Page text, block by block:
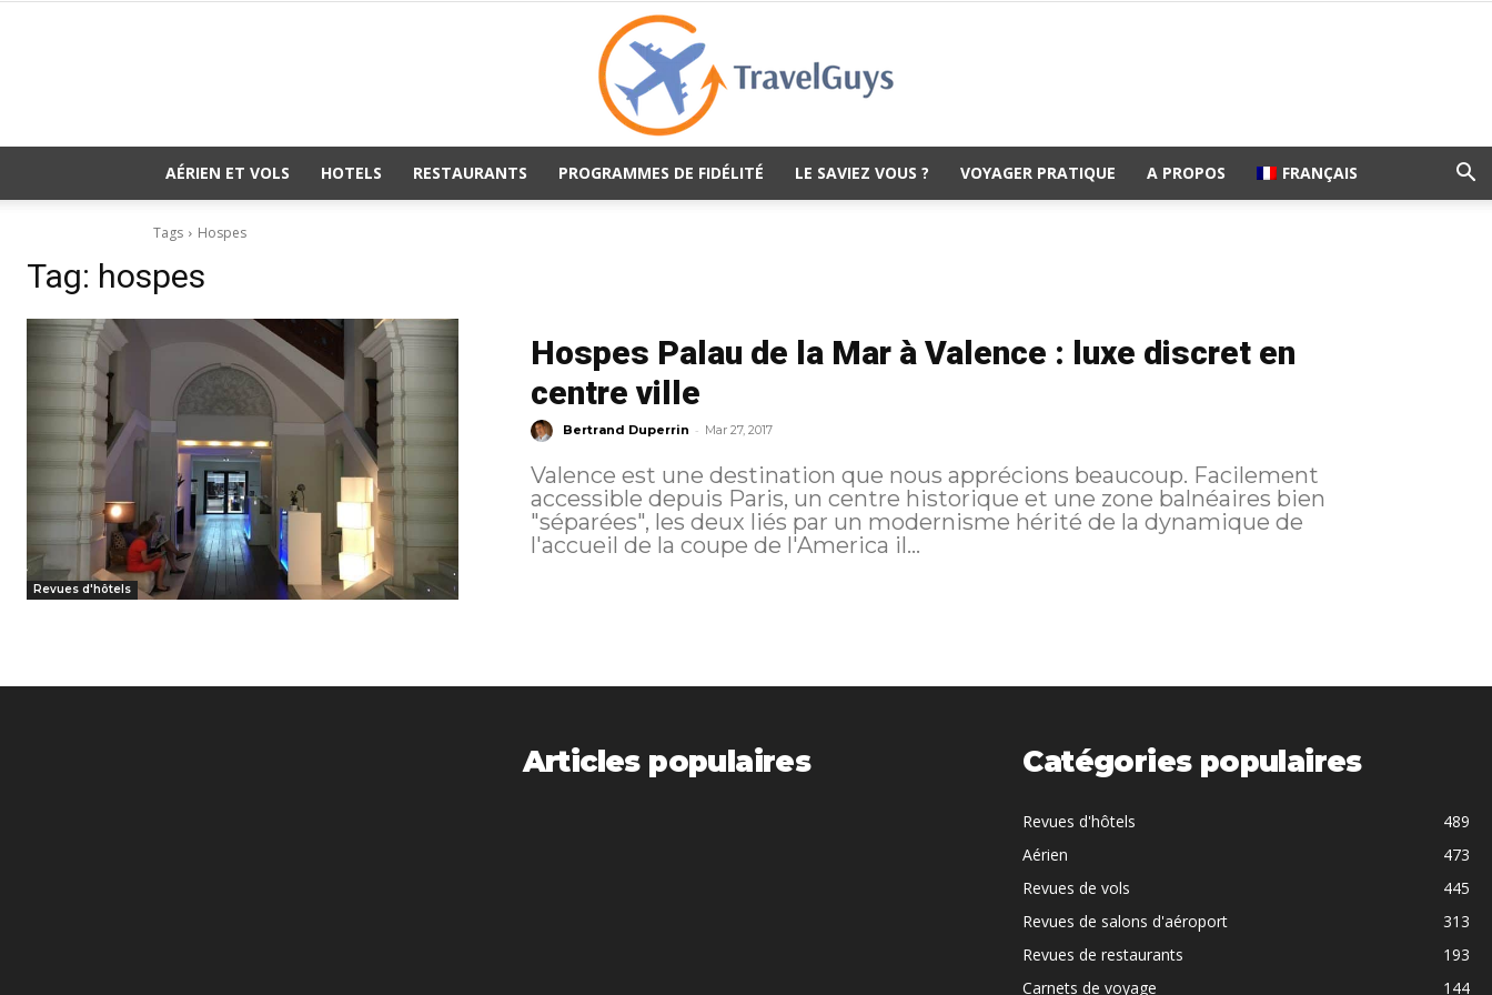
AÉRIEN ET VOLS HOTELS RESTAURANTS PROGRAMMES DE FIDÉLITÉ LE SAVIEZ VOUS ? VOYAGER PRATIQUE A PROPOS FRANÇAIS
Tags Hospes
Tag: hospes
Revues d'hôtels
Hospes Palau de la Mar à Valence : luxe discret en
centre ville
Bertrand Duperrin - Mar 27, 2017
Valence est une destination que nous apprécions beaucoup. Facilement
accessible depuis Paris, un centre historique et une zone balnéaires bien
"séparées", les deux liés par un modernisme hérité de la dynamique de
l'accueil de la coupe de l'America il...
Articles populaires Catégories populaires
Revues d'hôtels
489
Aérien
473
Revues de vols
445
Revues de salons d'aéroport
313
Revues de restaurants
193
Carnets de voyage
144